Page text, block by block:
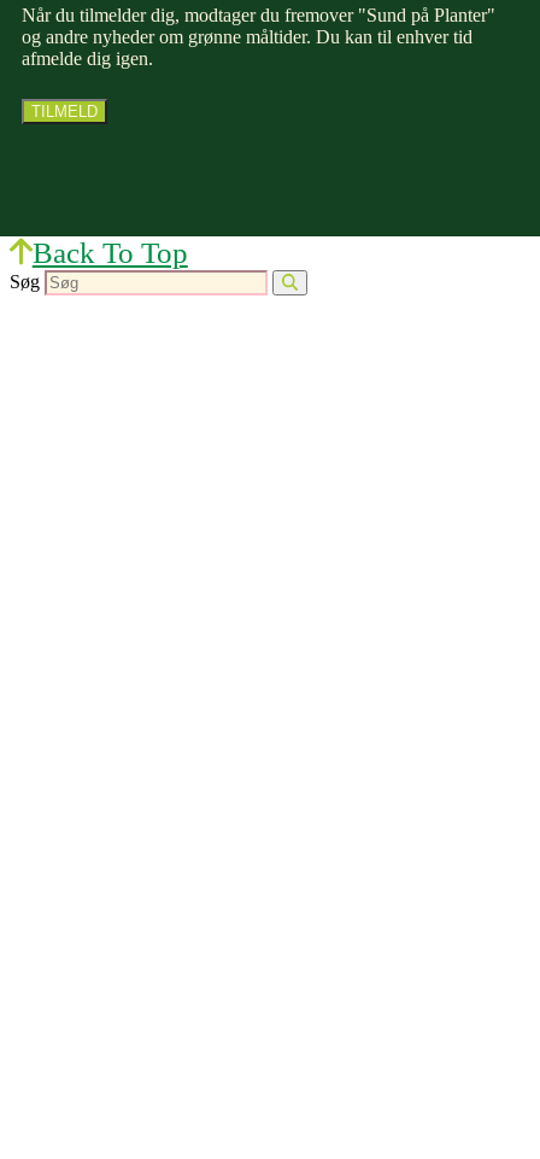
Når du tilmelder dig, modtager du fremover "Sund på Planter"
og andre nyheder om grønne måltider. Du kan til enhver tid
afmelde dig igen.
Back To Top
Søg